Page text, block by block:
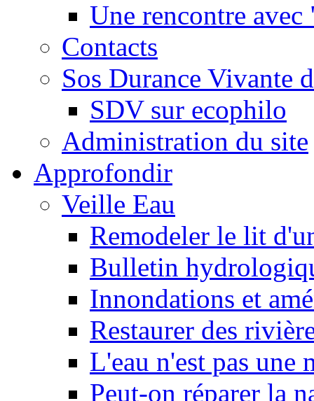
Une rencontre
Contacts
Sos Durance Vivante
SDV sur ecophilo
Administration du site
Approfondir
Veille Eau
Remodeler le lit
Bulletin
Innondations et
Restaurer des
L'eau n'est pas une
Peut-on réparer la